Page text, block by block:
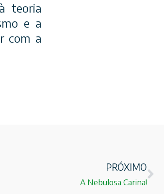
teoria
e a
com a
PRÓXIMO
A Nebulosa Carina!